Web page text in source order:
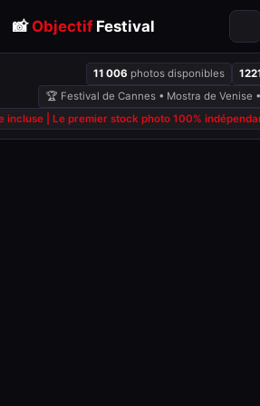
📸 ObjectifFestival
11 006 photos disponibles
🏆 Festival de Cannes • Mostra de Venise
| Le premier stock photo 100%